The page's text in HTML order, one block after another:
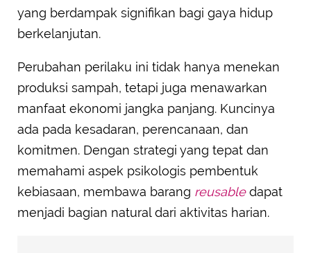
yang berdampak signifikan bagi gaya hidup
berkelanjutan.
Perubahan perilaku ini tidak hanya menekan
produksi sampah, tetapi juga menawarkan
manfaat ekonomi jangka panjang. Kuncinya
ada pada kesadaran, perencanaan, dan
komitmen. Dengan strategi yang tepat dan
memahami aspek psikologis pembentuk
kebiasaan, membawa barang reusabledapat
menjadi bagian natural dari aktivitas harian.